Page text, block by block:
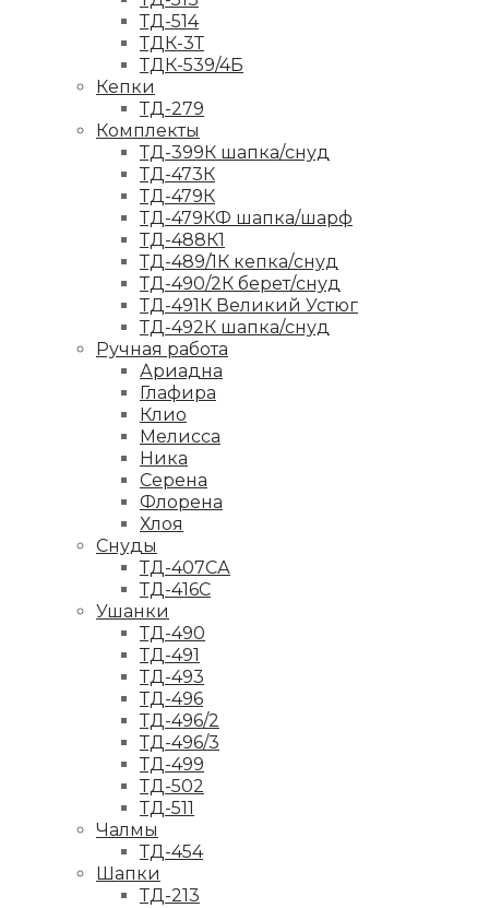
ТД-514
ТДК-3Т
ТДК-539/4Б
Кепки
ТД-279
Комплекты
ТД-399К шапка/снуд
ТД-473К
ТД-479К
ТД-479КФ шапка/шарф
ТД-488К1
ТД-489/1К кепка/снуд
ТД-490/2К берет/снуд
ТД-491К Великий Устюг
ТД-492К шапка/снуд
Ручная работа
Ариадна
Глафира
Клио
Мелисса
Ника
Серена
Флорена
Хлоя
Снуды
ТД-407СА
ТД-416С
Ушанки
ТД-490
ТД-491
ТД-493
ТД-496
ТД-496/2
ТД-496/3
ТД-499
ТД-502
ТД-511
Чалмы
ТД-454
Шапки
ТД-213